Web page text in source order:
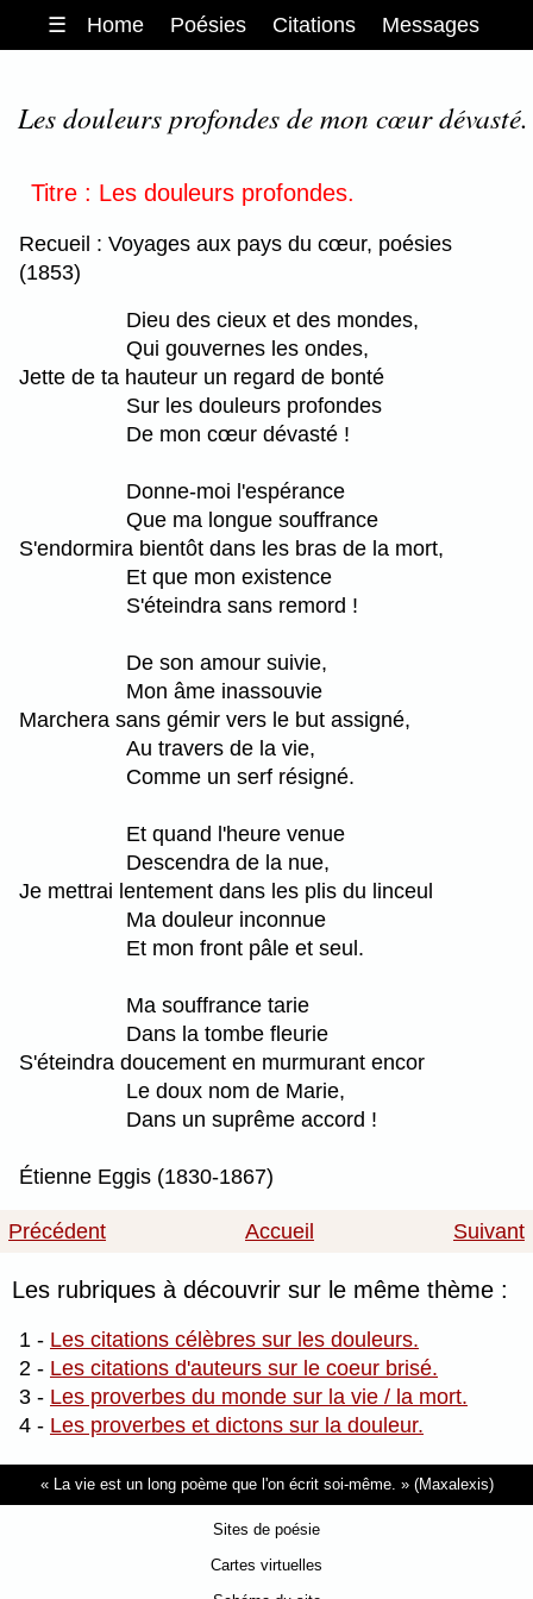
☰ Home Poésies Citations Messages
Les douleurs profondes de mon cœur dévasté.
Titre : Les douleurs profondes.
Recueil : Voyages aux pays du cœur, poésies
(1853)
Dieu des cieux et des mondes,
Qui gouvernes les ondes,
Jette de ta hauteur un regard de bonté
Sur les douleurs profondes
De mon cœur dévasté !
Donne-moi l'espérance
Que ma longue souffrance
S'endormira bientôt dans les bras de la mort,
Et que mon existence
S'éteindra sans remord !
De son amour suivie,
Mon âme inassouvie
Marchera sans gémir vers le but assigné,
Au travers de la vie,
Comme un serf résigné.
Et quand l'heure venue
Descendra de la nue,
Je mettrai lentement dans les plis du linceul
Ma douleur inconnue
Et mon front pâle et seul.
Ma souffrance tarie
Dans la tombe fleurie
S'éteindra doucement en murmurant encor
Le doux nom de Marie,
Dans un suprême accord !
Étienne Eggis (1830-1867)
Précédent Accueil Suivant
Les rubriques à découvrir sur le même thème :
1 - Les citations célèbres sur les douleurs.
2 - Les citations d'auteurs sur le coeur brisé.
3 - Les proverbes du monde sur la vie / la mort.
4 - Les proverbes et dictons sur la douleur.
La vie est un long poème que l'on écrit soi-même. (Maxalexis)
Sites de poésie
Cartes virtuelles